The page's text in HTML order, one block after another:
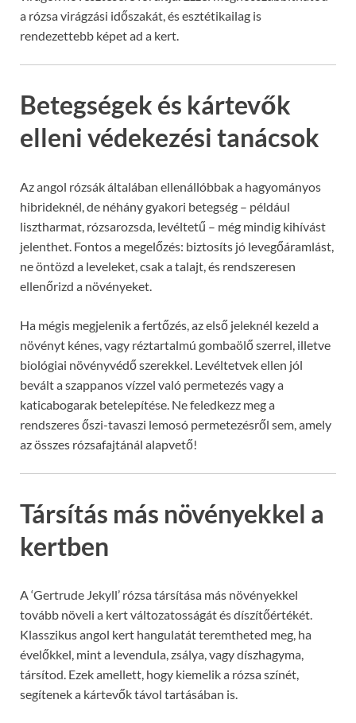
a rózsa virágzási időszakát, és esztétikailag is
rendezettebb képet ad a kert.
Betegségek és kártevők
elleni védekezési tanácsok
Az angol rózsák általában ellenállóbbak a hagyományos
hibrideknél, de néhány gyakori betegség – például
lisztharmat, rózsarozsda, levéltetű – még mindig kihívást
jelenthet. Fontos a megelőzés: biztosíts jó levegőáramlást,
ne öntözd a leveleket, csak a talajt, és rendszeresen
ellenőrizd a növényeket.
Ha mégis megjelenik a fertőzés, az első jeleknél kezeld a
növényt kénes, vagy réztartalmú gombaölő szerrel, illetve
biológiai növényvédő szerekkel. Levéltetvek ellen jól
bevált a szappanos vízzel való permetezés vagy a
katicabogarak betelepítése. Ne feledkezz meg a
rendszeres őszi-tavaszi lemosó permetezésről sem, amely
az összes rózsafajtánál alapvető!
Társítás más növényekkel a
kertben
A ‘Gertrude Jekyll’ rózsa társítása más növényekkel
tovább növeli a kert változatosságát és díszítőértékét.
Klasszikus angol kert hangulatát teremtheted meg, ha
évelőkkel, mint a levendula, zsálya, vagy díszhagyma,
társítod. Ezek amellett, hogy kiemelik a rózsa színét,
segítenek a kártevők távol tartásában is.